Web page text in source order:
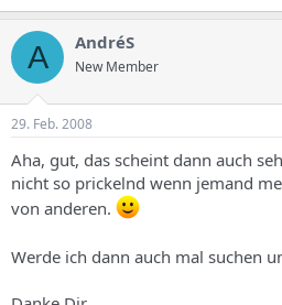
A AndréS
New Member
29. Feb. 2008
Aha, gut, das scheint dann auch
nicht so prickelnd wenn jemand
von anderen.
Werde ich dann auch mal suchen